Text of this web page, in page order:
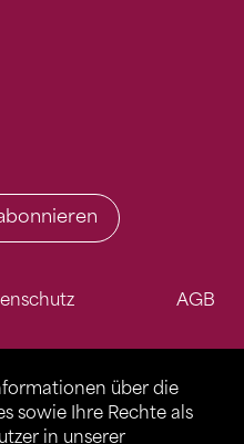
über die
sowie Ihre Rechte als
in unserer
AGB